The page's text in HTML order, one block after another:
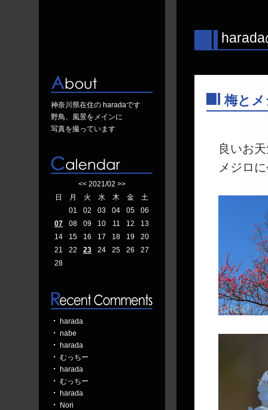
神奈川県在住の haradaです
野鳥、風景をメインに
写真を撮っています
<< 2021/02 >>
日
月 火 水 木 金
土
01
02 03 04 05
06
07
08 09 10 11 12
13
14
15 16 17 18 19
20
21
22 23 24 25 26
27
28
harada
nabe
harada
むっちー
harada
むっちー
harada
Nori
梅と
良いお
メジロ